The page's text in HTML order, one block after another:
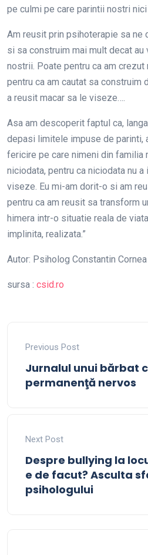
pe culmi pe care parintii nostri
Am reusit prin psihoterapie sa ne
si sa construim mai mult decat
nostrii. Poate pentru ca am crezut
pentru ca am cautat sa construim
a reusit macar sa le viseze….
Asa am descoperit faptul ca,
depasi limitele impuse de parinti,
fericire pe care nimeni din familia
niciodata, pentru ca niciodata nu
viseze. Eu mi-am dorit-o si am
pentru ca am reusit sa transform
himera intr-o situatie reala de
implinita, realizata.”
Autor: Psiholog Constantin Cornea
sursa : csid.ro
Previous Post
Jurnalul unui bărbat
permanenţă nervos
Next Post
Despre bullying la
e de facut? Asculta
psihologului